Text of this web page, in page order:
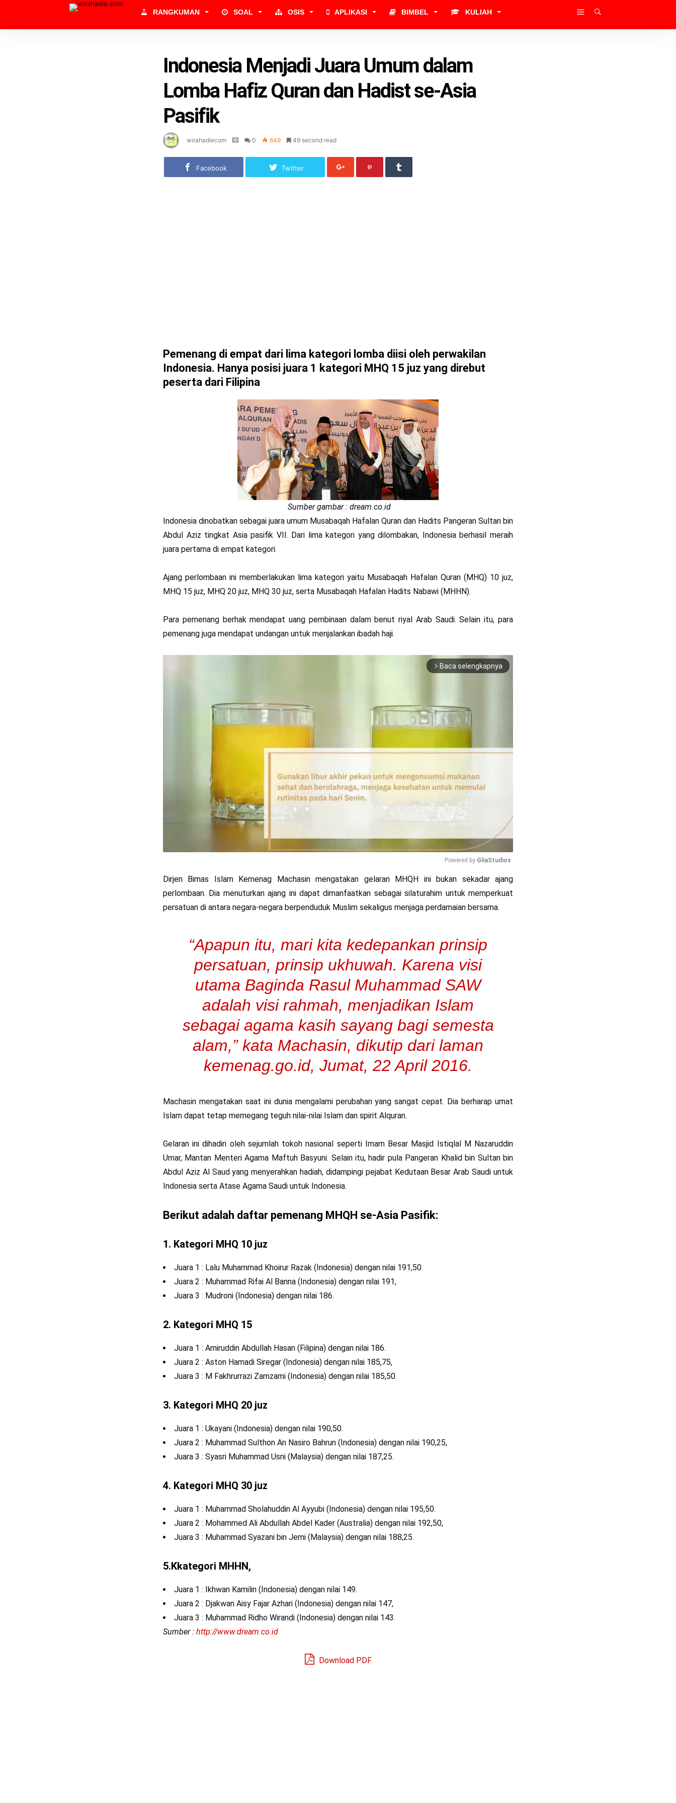
RANGKUMAN SOAL OSIS APLIKASI BIMBEL KULIAH
Indonesia Menjadi Juara Umum dalam
Lomba Hafiz Quran dan Hadist se-Asia
Pasifik
wirahadiecom 0 649 49 second read
Facebook Twitter
Pemenang di empat dari lima kategori lomba diisi oleh perwakilan
Indonesia. Hanya posisi juara 1 kategori MHQ 15 juz yang direbut
peserta dari Filipina
Sumber gambar : dream.co.id
Indonesia dinobatkan sebagai juara umum Musabaqah Hafalan Quran dan Hadits Pangeran Sultan bin
Abdul Aziz tingkat Asia pasifik VII. Dari lima kategori yang dilombakan, Indonesia berhasil meraih
juara pertama di empat kategori.
Ajang perlombaan ini memberlakukan lima kategori yaitu Musabaqah Hafalan Quran (MHQ) 10 juz,
MHQ 15 juz, MHQ 20 juz, MHQ 30 juz, serta Musabaqah Hafalan Hadits Nabawi (MHHN).
Para pemenang berhak mendapat uang pembinaan dalam benut riyal Arab Saudi. Selain itu, para
pemenang juga mendapat undangan untuk menjalankan ibadah haji.
arrow_forward_ios Baca selengkapnya
Mute
Powered by GliaStudios
Dirjen Bimas Islam Kemenag Machasin mengatakan gelaran MHQH ini bukan sekadar ajang
perlombaan. Dia menuturkan ajang ini dapat dimanfaatkan sebagai silaturahim untuk memperkuat
persatuan di antara negara-negara berpenduduk Muslim sekaligus menjaga perdamaian bersama.
“Apapun itu, mari kita kedepankan prinsip
persatuan, prinsip ukhuwah. Karena visi
utama Baginda Rasul Muhammad SAW
adalah visi rahmah, menjadikan Islam
sebagai agama kasih sayang bagi semesta
alam,” kata Machasin, dikutip dari laman
kemenag.go.id, Jumat, 22 April 2016.
Machasin mengatakan saat ini dunia mengalami perubahan yang sangat cepat. Dia berharap umat
Islam dapat tetap memegang teguh nilai-nilai Islam dan spirit Alquran.
Gelaran ini dihadiri oleh sejumlah tokoh nasional seperti Imam Besar Masjid Istiqlal M Nazaruddin
Umar, Mantan Menteri Agama Maftuh Basyuni. Selain itu, hadir pula Pangeran Khalid bin Sultan bin
Abdul Aziz Al Saud yang menyerahkan hadiah, didampingi pejabat Kedutaan Besar Arab Saudi untuk
Indonesia serta Atase Agama Saudi untuk Indonesia.
Berikut adalah daftar pemenang MHQH se-Asia Pasifik:
1. Kategori MHQ 10 juz
Juara 1 : Lalu Muhammad Khoirur Razak (Indonesia) dengan nilai 191,50.
Juara 2 : Muhammad Rifai Al Banna (Indonesia) dengan nilai 191,
Juara 3 : Mudroni (Indonesia) dengan nilai 186.
2. Kategori MHQ 15
Juara 1 : Amiruddin Abdullah Hasan (Filipina) dengan nilai 186.
Juara 2 : Aston Hamadi Siregar (Indonesia) dengan nilai 185,75,
Juara 3 : M Fakhrurrazi Zamzami (Indonesia) dengan nilai 185,50.
3. Kategori MHQ 20 juz
Juara 1 : Ukayani (Indonesia) dengan nilai 190,50.
Juara 2 : Muhammad Sulthon An Nasiro Bahrun (Indonesia) dengan nilai 190,25,
Juara 3 : Syasri Muhammad Usni (Malaysia) dengan nilai 187,25.
4. Kategori MHQ 30 juz
Juara 1 : Muhammad Sholahuddin Al Ayyubi (Indonesia) dengan nilai 195,50.
Juara 2 : Mohammed Ali Abdullah Abdel Kader (Australia) dengan nilai 192,50,
Juara 3 : Muhammad Syazani bin Jemi (Malaysia) dengan nilai 188,25.
5.Kkategori MHHN,
Juara 1 : Ikhwan Kamilin (Indonesia) dengan nilai 149.
Juara 2 : Djakwan Aisy Fajar Azhari (Indonesia) dengan nilai 147,
Juara 3 : Muhammad Ridho Wirandi (Indonesia) dengan nilai 143.
Sumber : http://www.dream.co.id
Download PDF